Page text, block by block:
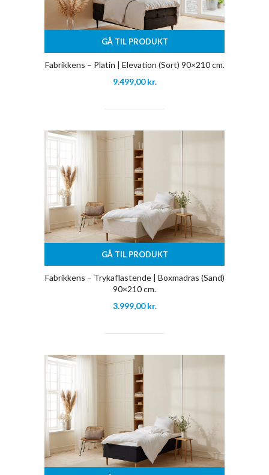
GÅ TIL PRODUKT
Fabrikkens – Platin | Elevation (Sort) 90×210 cm.
9.499,00kr.
GÅ TIL PRODUKT
Fabrikkens – Trykaflastende | Boxmadras (Sand)
90×210 cm.
3.999,00kr.